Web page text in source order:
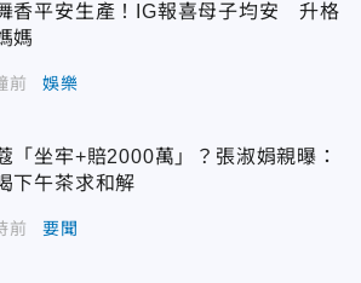
香平安生產！IG報喜母子均安 升格
媽
前 娛樂
「坐牢+賠2000萬」？張淑娟親曝：
下午茶求和解
前 要聞